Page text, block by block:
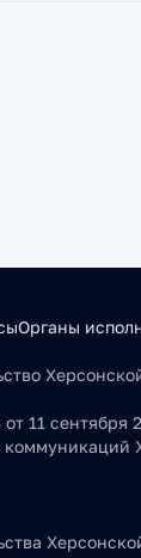
Органы
11 сентября